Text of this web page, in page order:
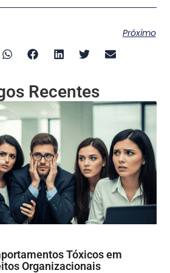
Próximo
Recentes
Tóxicos em
Organizacionais